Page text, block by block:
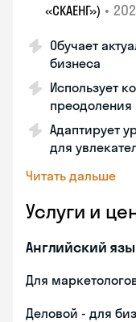
«СКАЕНГ») •
Обучает
бизнеса
Использует
преодоления
Адаптирует
для
Читать дальше
Услуги и
Английский
Для
Деловой - для